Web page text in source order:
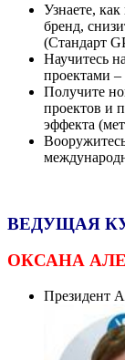
Узнаете,
бренд,
(Стандарт
Научитесь
проектами
Получите
проектов и
эффекта
ВЕДУЩАЯ
ОКСАНА
Президент